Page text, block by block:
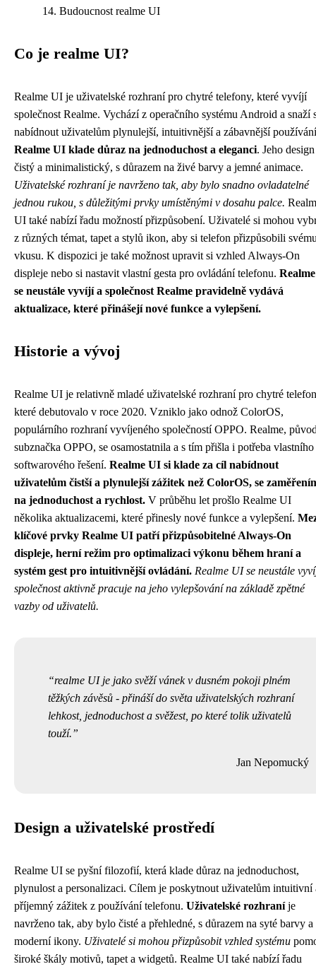
Budoucnost realme UI
Co je realme UI?
Realme UI je uživatelské rozhraní pro chytré telefony, které vyvíjí
společnost Realme. Vychází z operačního systému Android a snaží
nabídnout uživatelům plynulejší, intuitivnější a zábavnější
Realme UI klade důraz na jednoduchost a eleganci. Jeho
čistý a minimalistický, s důrazem na živé barvy a jemné animace.
Uživatelské rozhraní je navrženo tak, aby bylo snadno ovladatelné
jednou rukou, s důležitými prvky umístěnými v dosahu palce.
UI také nabízí řadu možností přizpůsobení. Uživatelé si mohou
z různých témat, tapet a stylů ikon, aby si telefon přizpůsobili
vkusu. K dispozici je také možnost upravit si vzhled Always-On
displeje nebo si nastavit vlastní gesta pro ovládání telefonu.
se neustále vyvíjí a společnost Realme pravidelně vydává
aktualizace, které přinášejí nové funkce a vylepšení.
Historie a vývoj
Realme UI je relativně mladé uživatelské rozhraní pro chytré
které debutovalo v roce 2020. Vzniklo jako odnož ColorOS,
populárního rozhraní vyvíjeného společností OPPO. Realme,
subznačka OPPO, se osamostatnila a s tím přišla i potřeba vlastního
softwarového řešení. Realme UI si klade za cíl nabídnout
uživatelům čistší a plynulejší zážitek než ColorOS, se
na jednoduchost a rychlost. V průběhu let prošlo Realme UI
několika aktualizacemi, které přinesly nové funkce a vylepšení.
klíčové prvky Realme UI patří přizpůsobitelné Always-On
displeje, herní režim pro optimalizaci výkonu během hraní a
systém gest pro intuitivnější ovládání. Realme UI se neustále
společnost aktivně pracuje na jeho vylepšování na základě zpětné
vazby od uživatelů.
realme UI je jako svěží vánek v dusném pokoji plném
těžkých závěsů - přináší do světa uživatelských rozhraní
lehkost, jednoduchost a svěžest, po které tolik uživatelů
touží.
Jan Nepomucký
Design a uživatelské prostředí
Realme UI se pyšní filozofií, která klade důraz na jednoduchost,
plynulost a personalizaci. Cílem je poskytnout uživatelům intuitivní
příjemný zážitek z používání telefonu. Uživatelské rozhraníje
navrženo tak, aby bylo čisté a přehledné, s důrazem na syté barvy a
moderní ikony. Uživatelé si mohou přizpůsobit vzhled systému
široké škály motivů, tapet a widgetů. Realme UI také nabízí řadu